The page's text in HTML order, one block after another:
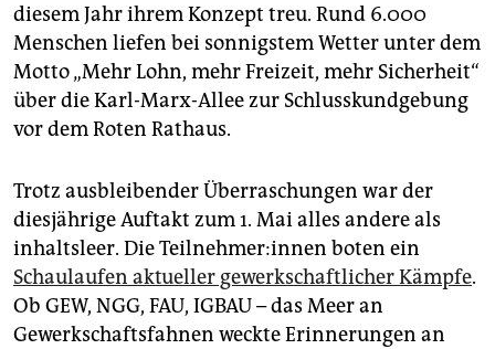
diesem Jahr ihrem Konzept treu. Rund 6.000
Menschen liefen bei sonnigstem Wetter unter dem
Motto „Mehr Lohn, mehr Freizeit, mehr Sicherheit“
über die Karl-Marx-Allee zur Schlusskundgebung
vor dem Roten Rathaus.
Trotz ausbleibender Überraschungen war der
diesjährige Auftakt zum 1. Mai alles andere als
inhaltsleer. Die Teil­neh­me­r:in­nen boten ein
Schaulaufen aktueller gewerkschaftlicher Kämpfe.
Ob GEW, NGG, FAU, IGBAU – das Meer an
Gewerkschaftsfahnen weckte Erinnerungen an